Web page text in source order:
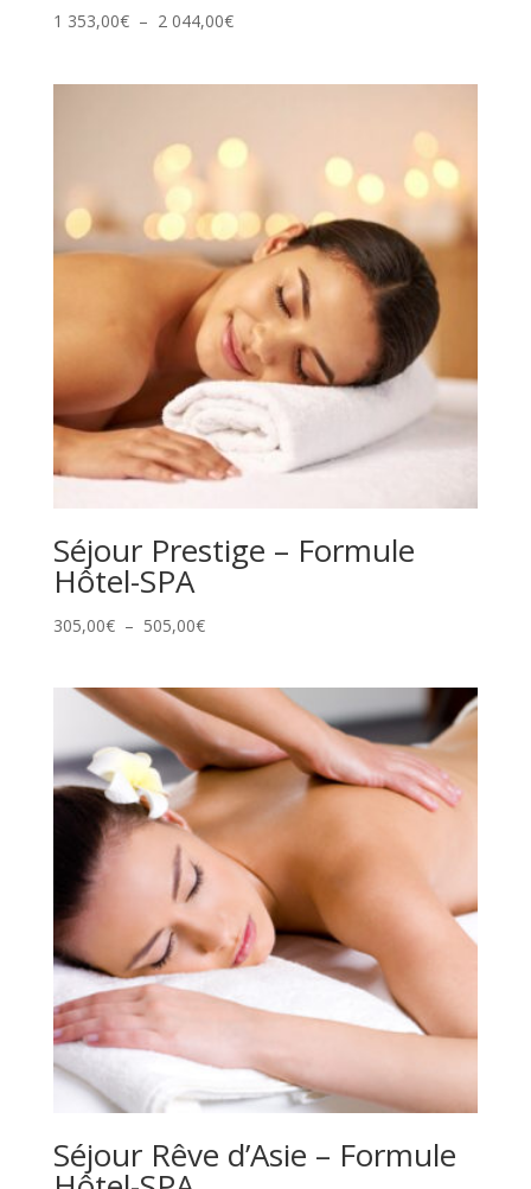
1 353,00€ – 2 044,00€Plage
044,00€
Séjour Prestige – Formule
Hôtel-SPA
305,00€ – 505,00€Plage
305,00€
à
505,00€
Séjour Rêve d’Asie – Formule